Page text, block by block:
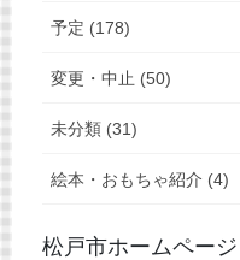
予定 (178)
変更・中止 (50)
未分類 (31)
絵本・おもちゃ紹介 (4)
松戸市ホームページ